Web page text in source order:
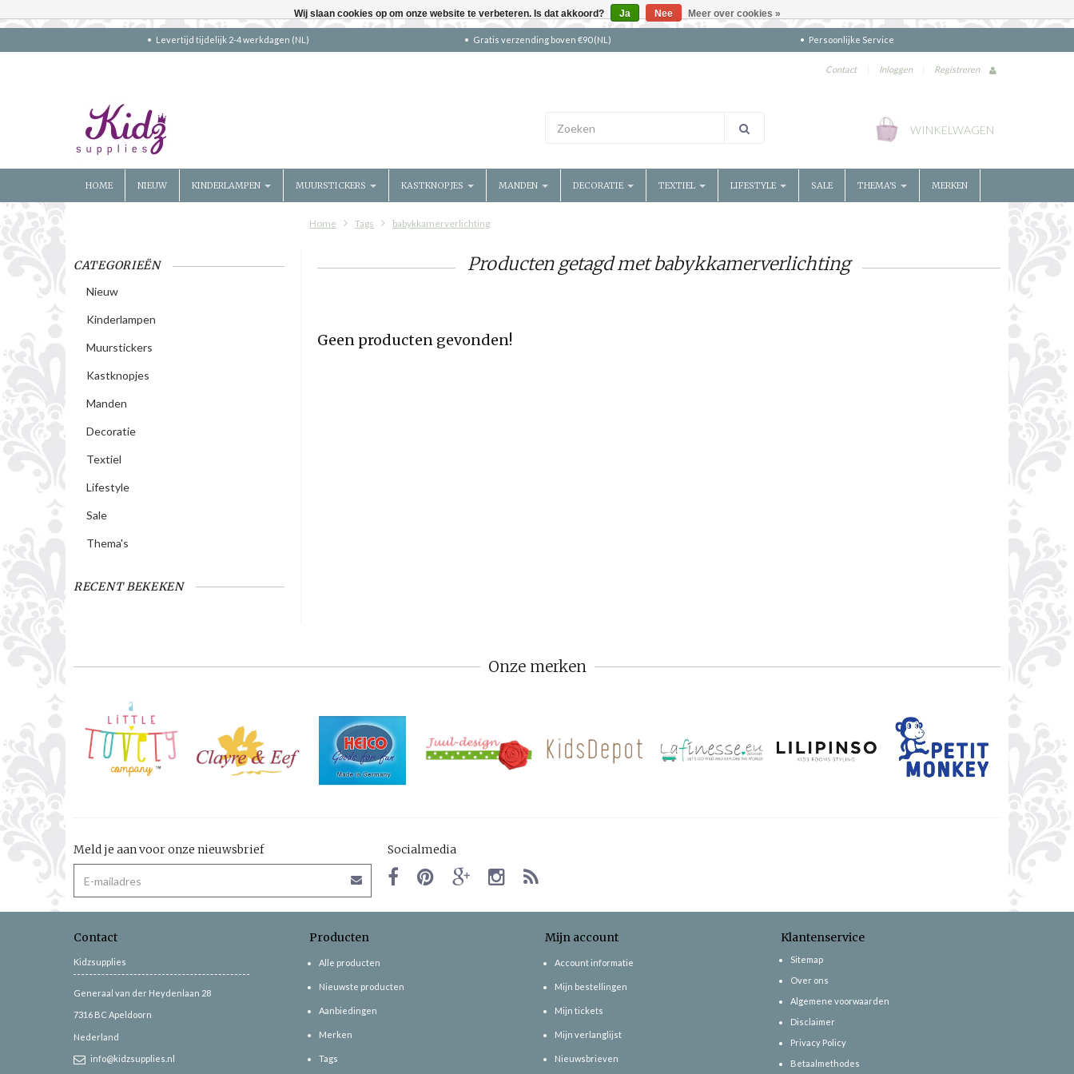
Levertijd tijdelijk 2-4 werkdagen (NL) Gratis verzending boven €90 (NL) Persoonlijke Service
Contact | Inloggen | Registreren
WINKELWAGEN
HOME NIEUW KINDERLAMPEN MUURSTICKERS KASTKNOPJES MANDEN DECORATIE TEXTIEL LIFESTYLE SALE THEMA'S MERKEN
Home Tags babykkamerverlichting
CATEGORIEËN
Nieuw
Kinderlampen
Muurstickers
Kastknopjes
Manden
Decoratie
Textiel
Lifestyle
Sale
Thema's
RECENT BEKEKEN
Producten getagd met babykkamerverlichting
Geen producten gevonden!
Onze merken
Meld je aan voor onze nieuwsbrief Socialmedia
Contact
Kidzsupplies
Generaal van der Heydenlaan 28
7316 BC Apeldoorn
Nederland
info@kidzsupplies.nl
Producten
Alle producten
Nieuwste producten
Aanbiedingen
Merken
Tags
Mijn account
Account informatie
Mijn bestellingen
Mijn tickets
Mijn verlanglijst
Nieuwsbrieven
Klantenservice
Sitemap
Over ons
Algemene voorwaarden
Disclaimer
Privacy Policy
Betaalmethodes
Wij slaan cookies op om onze website te verbeteren. Is dat akkoord? Ja Nee Meer over cookies »